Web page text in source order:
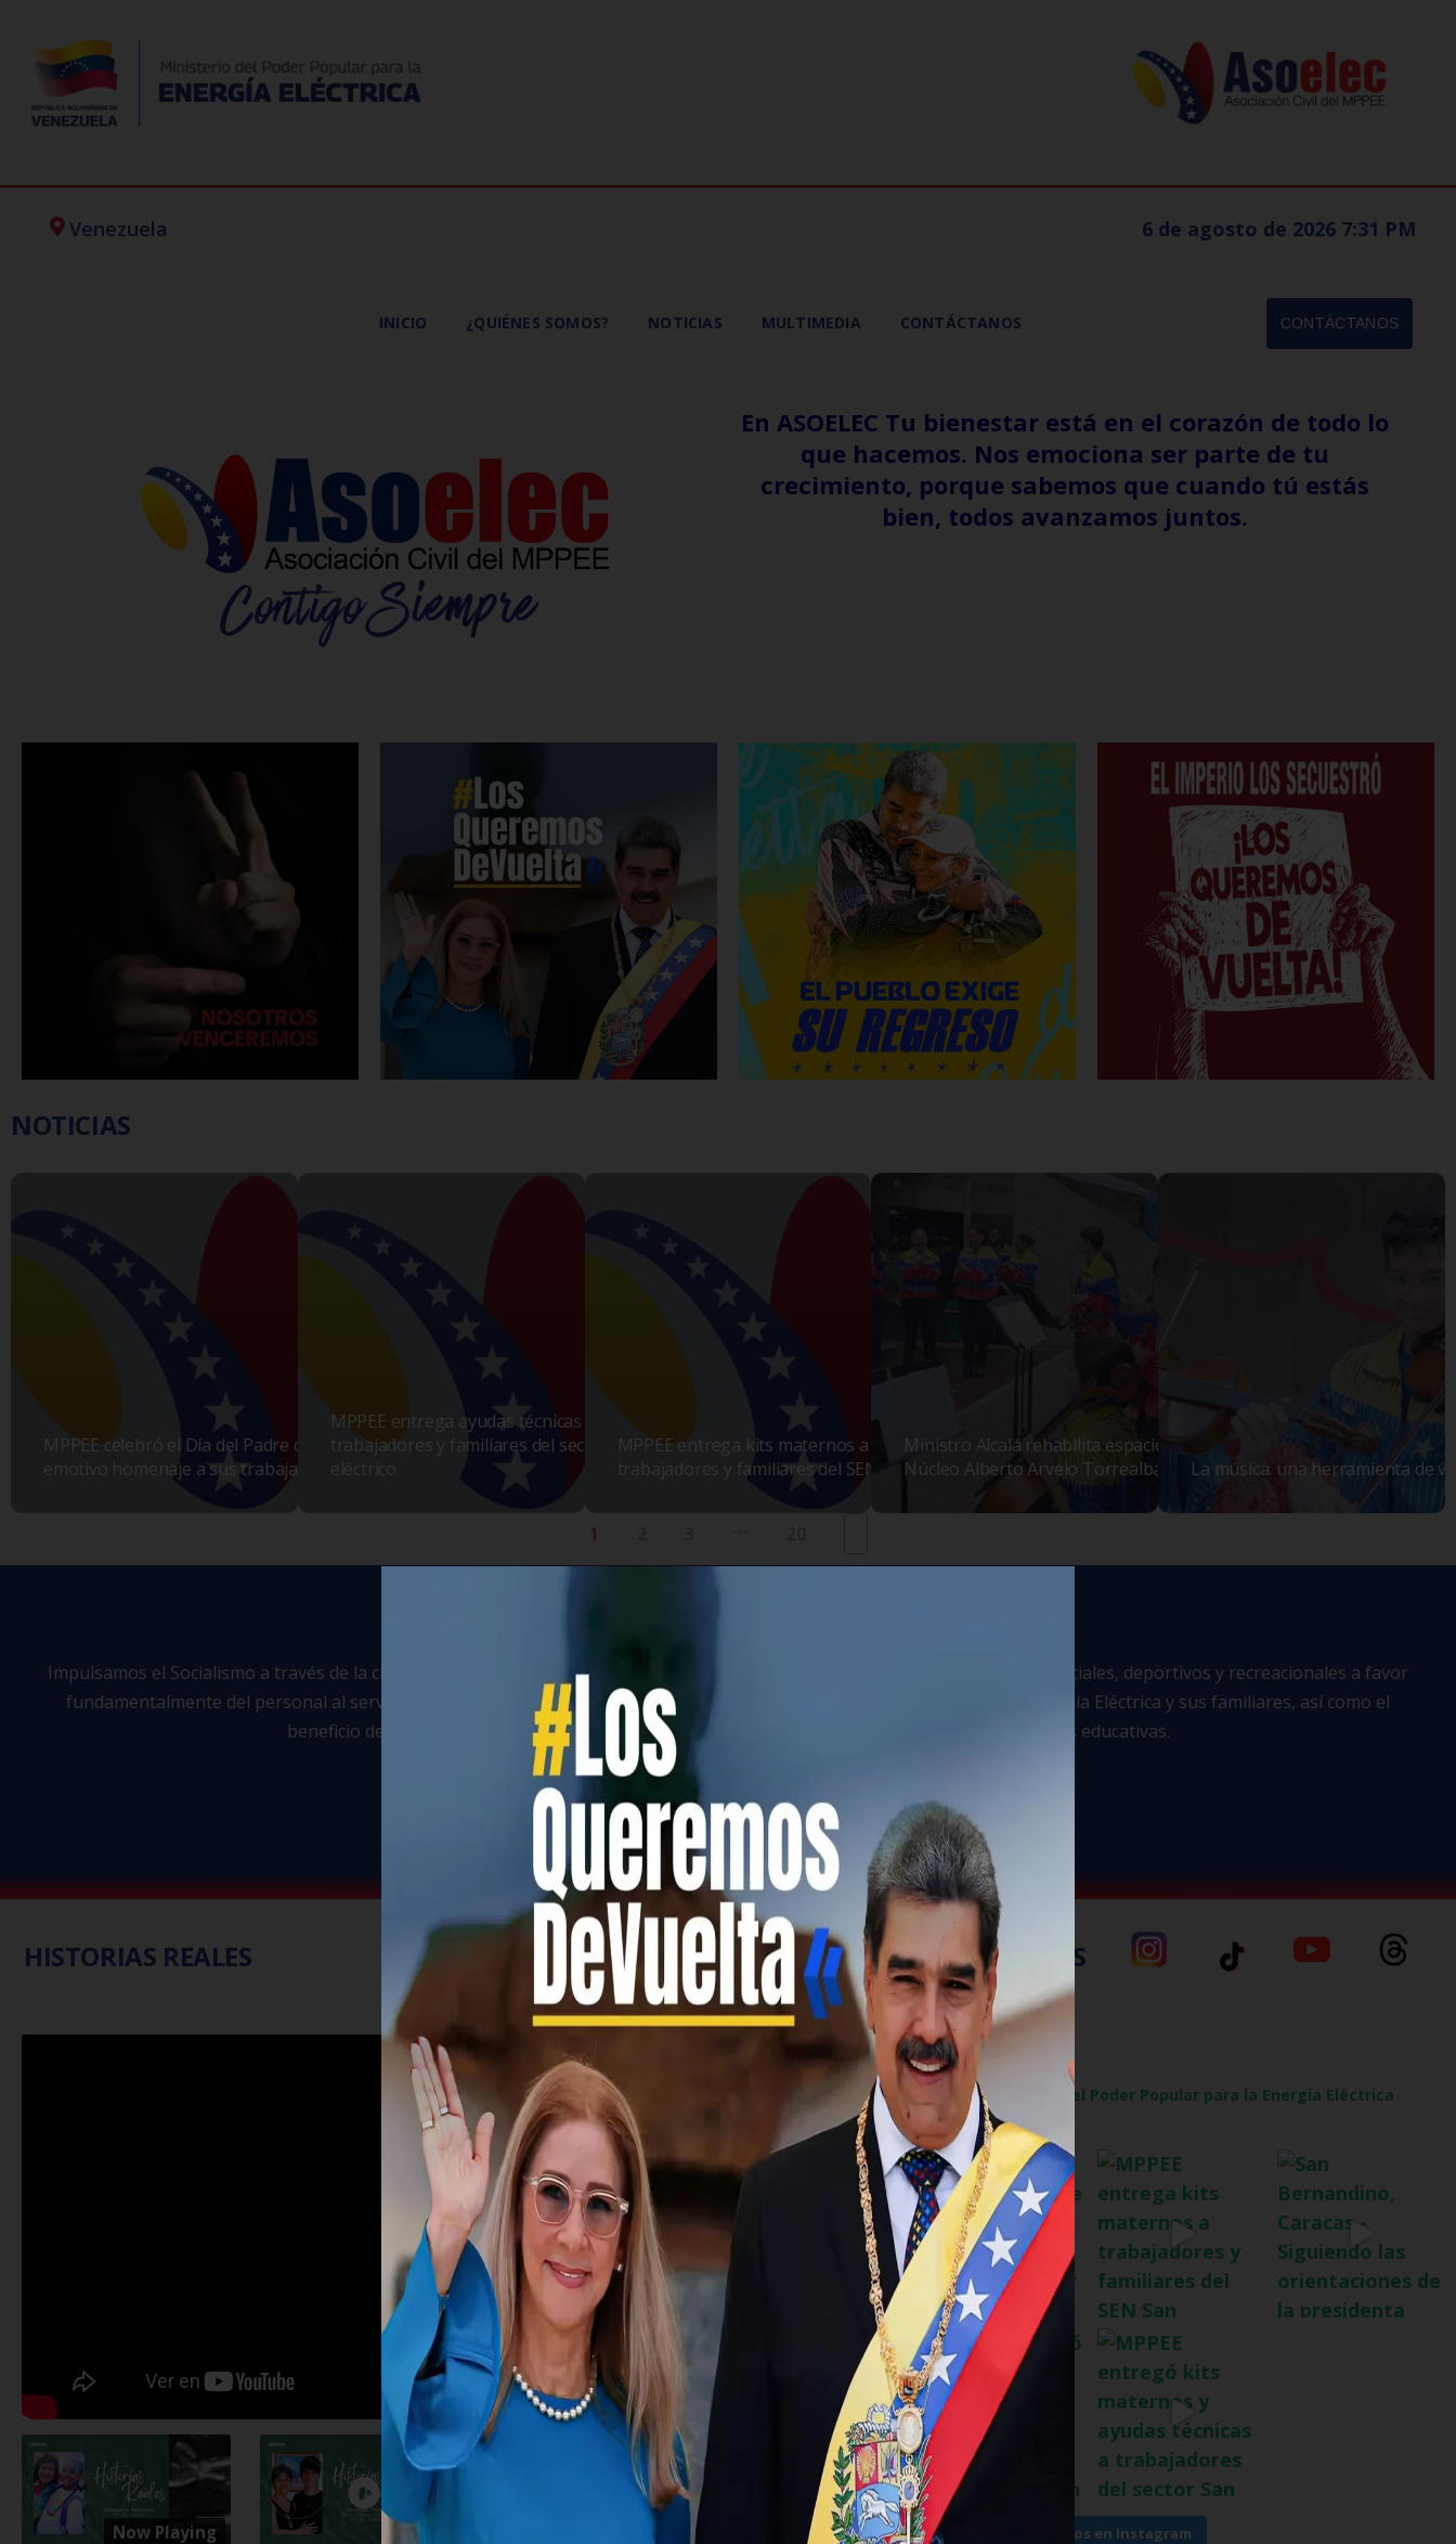
Venezuela 6 de agosto de 2026 7:31 PM
INICIO ¿QUIÉNES SOMOS? NOTICIAS MULTIMEDIA CONTÁCTANOS CONTÁCTANOS
En ASOELEC Tu bienestar está en el corazón de todo lo
que hacemos. Nos emociona ser parte de tu
crecimiento, porque sabemos que cuando tú estás
bien, todos avanzamos juntos.
NOTICIAS
MPPEE celebró el Día del Padre con un
emotivo homenaje a sus trabajadores
MPPEE entrega ayudas técnicas a
trabajadores y familiares del sector
eléctrico
MPPEE entrega kits maternos a
trabajadores y familiares del SEN
Ministro Alcalá rehabilita espacios del
Núcleo Alberto Arvelo Torrealba
La música: una herramienta de
1
Impulsamos el Socialismo a través de la creación, promoción e incentivo de programas benéficos o asistenciales, culturales, sociales, deportivos y recreacionales a favor
fundamentalmente del personal al servicio de los trabajadores y trabajadoras del Ministerio del Poder Popular para la Energía Eléctrica y sus familiares, así como el
beneficio de Ancianatos, Hospitales, Guarderías, Jardines de infancia, Preescolares e Instituciones educativas.
VER MÁS
HISTORIAS REALES SÍGUENOS
Now Playing
asoelec.oficial
Asociación Civil del Ministerio del Poder Popular para la Energía Eléctrica
Síguenos en Instagram